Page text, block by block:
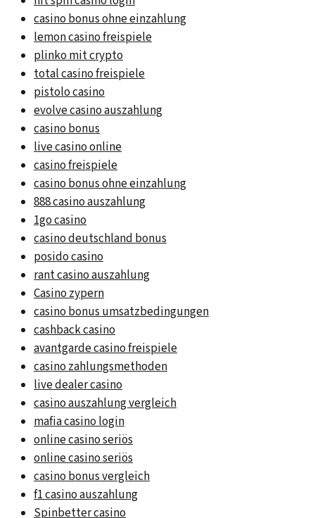
casino bonus ohne einzahlung
lemon casino freispiele
plinko mit crypto
total casino freispiele
pistolo casino
evolve casino auszahlung
casino bonus
live casino online
casino freispiele
casino bonus ohne einzahlung
888 casino auszahlung
1go casino
casino deutschland bonus
posido casino
rant casino auszahlung
Casino zypern
casino bonus umsatzbedingungen
cashback casino
avantgarde casino freispiele
casino zahlungsmethoden
live dealer casino
casino auszahlung vergleich
mafia casino login
online casino seriös
online casino seriös
casino bonus vergleich
f1 casino auszahlung
Spinbetter casino